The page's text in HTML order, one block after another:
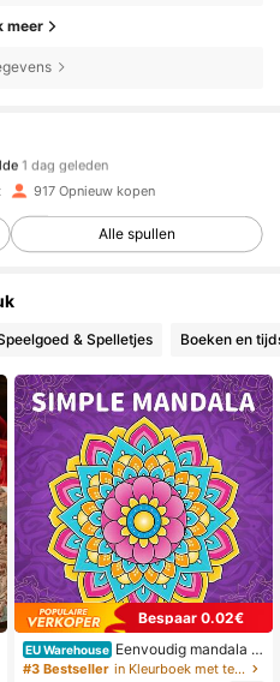
meer
1 dag geleden
917 Opnieuw kopen
Alle spullen
& Spelletjes Boeken en
Bespaar 0.02€
EU Warehouse Eenvoudig mandala st
ressverlichtend kleurboek, 24 pagin
#3 Bestseller in Kleurboek met tekenfilms Schilder- en tekenbeno